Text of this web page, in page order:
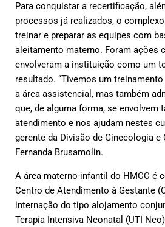
Para conquistar a recertificação,
processos já realizados, o
treinar e preparar as equipes com
aleitamento materno. Foram ações
envolveram a instituição como um
resultado. “Tivemos um
a área assistencial, mas também
que, de alguma forma, se envolvem
atendimento e nos ajudam nestes
gerente da Divisão de Ginecologia e
Fernanda Brusamolin.
A área materno-infantil do HMCC é
Centro de Atendimento à Gestante
internação do tipo alojamento
Terapia Intensiva Neonatal (UTI